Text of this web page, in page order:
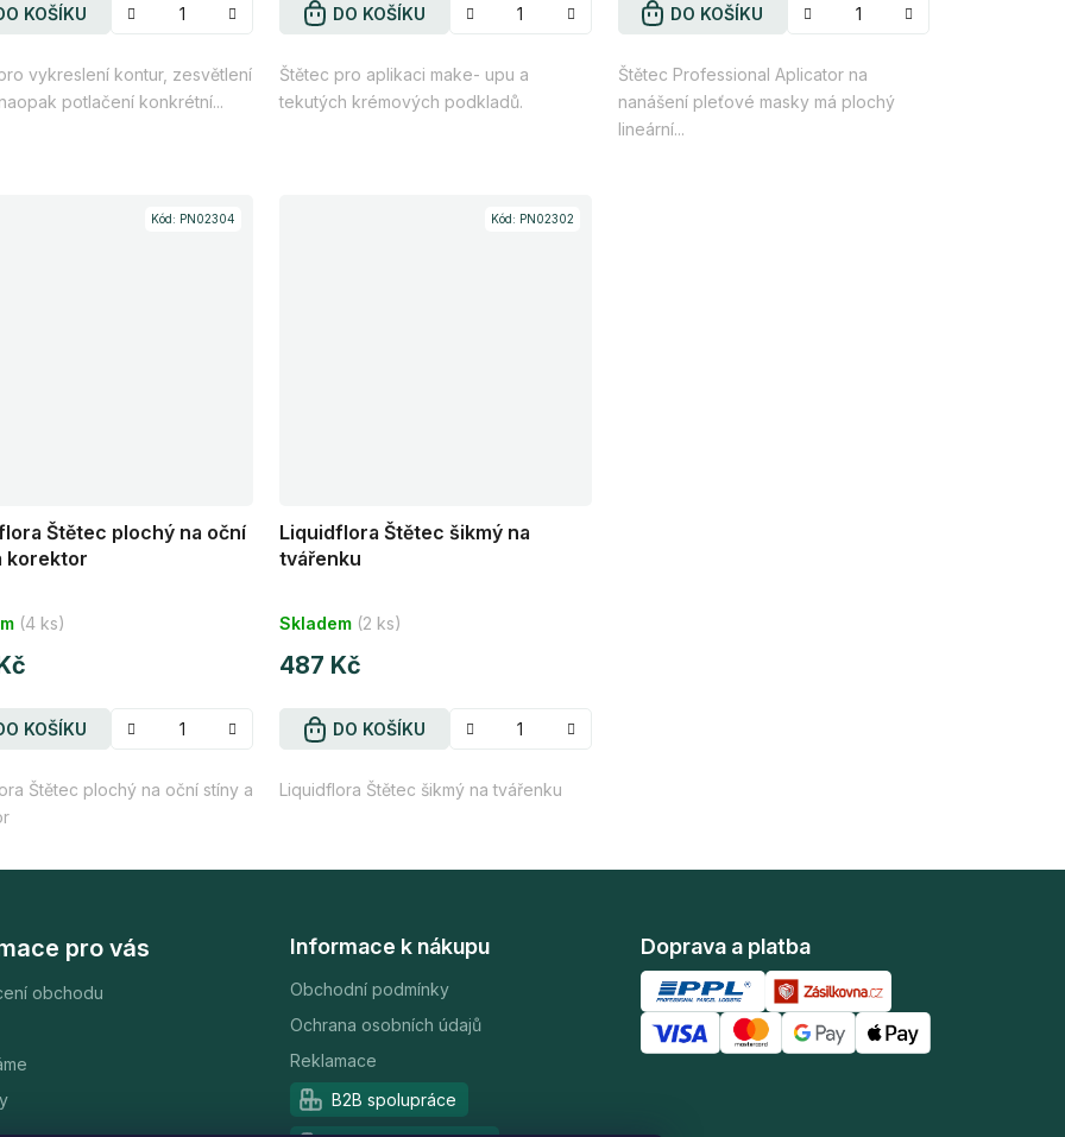
KOŠÍKU
vykreslení kontur, zesvětlení
potlačení konkrétní...
5,0
5
hvězdiček.
DO KOŠÍKU
Štětec pro aplikaci make- upu a
tekutých krémových podkladů.
5,0
5
hvězdiček.
DO KOŠÍKU
Štětec Professional Aplicator na
nanášení pleťové masky má plochý
lineární...
Štětec plochý na oční
korektor
(4 ks)
KOŠÍKU
Štětec plochý na oční stíny a
Kód: PN02304
Liquidflora Štětec šikmý na
tvářenku
hodnocení
produktu
5,0
5
Skladem (2 ks)
487 Kč
DO KOŠÍKU
Liquidflora Štětec šikmý na tvářenku
Kód: PN02302
pro vás
obchodu
Informace k nákupu
Obchodní podmínky
Ochrana osobních údajů
Reklamace
B2B spolupráce
Doprava a platba